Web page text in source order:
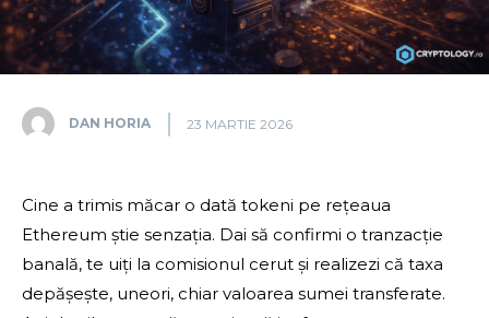
DAN HORIA 23 MARTIE 2026
Cine a trimis măcar o dată tokeni pe rețeaua
Ethereum știe senzația. Dai să confirmi o tranzacție
banală, te uiți la comisionul cerut și realizezi că taxa
depășește, uneori, chiar valoarea sumei transferate.